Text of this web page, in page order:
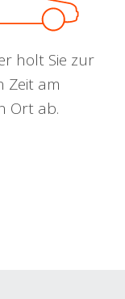
holt Sie zur
Zeit am
Ort ab.